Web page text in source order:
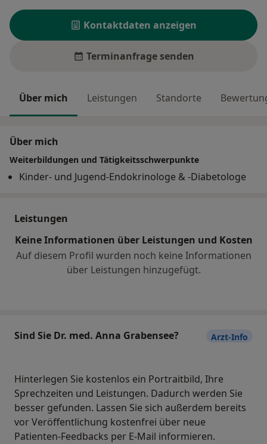
Kontaktdaten anzeigen
Terminanfrage senden
Über mich Leistungen Standorte
Über mich
Weiterbildungen und Tätigkeitsschwerpunkte
Kinder- und Jugend-Endokrinologe & -Diabetologe
Leistungen
Keine Informationen über Leistungen und Kosten
Auf diesem Profil wurden noch keine Informationen
über Leistungen hinzugefügt.
Sind Sie Dr. med. Anna Grabensee? Arzt-Info
Hinterlegen Sie kostenlos ein Portraitbild, Ihre
Sprechzeiten und Leistungen. Dadurch werden Sie
besser gefunden. Lassen Sie sich außerdem bereits
vor Veröffentlichung kostenfrei über neue
Patienten-Feedbacks per E-Mail informieren.